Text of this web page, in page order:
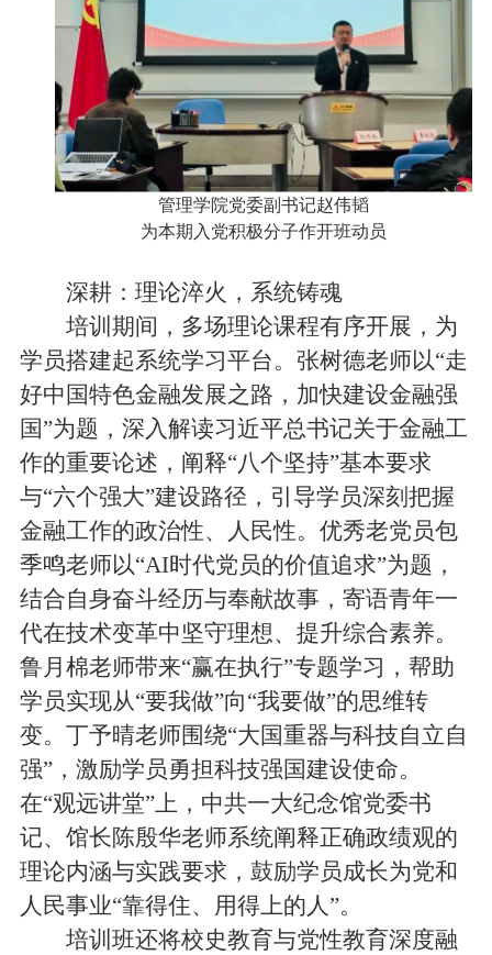
管理学院党委副书记赵伟韬
为本期入党积极分子作开班动员
深耕：理论淬火，系统铸魂
培训期间，多场理论课程有序开展，为
学员搭建起系统学习平台。张树德老师以“走
好中国特色金融发展之路，加快建设金融强
国”为题，深入解读习近平总书记关于金融工
作的重要论述，阐释“八个坚持”基本要求
与“六个强大”建设路径，引导学员深刻把握
金融工作的政治性、人民性。优秀老党员包
季鸣老师以“AI时代党员的价值追求”为题，
结合自身奋斗经历与奉献故事，寄语青年一
代在技术变革中坚守理想、提升综合素养。
鲁月棉老师带来“赢在执行”专题学习，帮助
学员实现从“要我做”向“我要做”的思维转
变。丁予晴老师围绕“大国重器与科技自立自
强”，激励学员勇担科技强国建设使命。
在“观远讲堂”上，中共一大纪念馆党委书
记、馆长陈殷华老师系统阐释正确政绩观的
理论内涵与实践要求，鼓励学员成长为党和
人民事业“靠得住、用得上的人”。
培训班还将校史教育与党性教育深度融